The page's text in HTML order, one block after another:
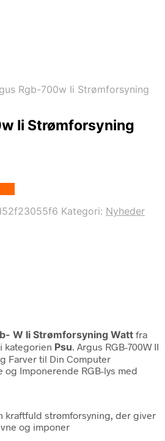
Rgb-700w Ii Strømforsyning
Ii Strømforsyning
Kategori: Nyheder
W Ii Strømforsyning Watt fra
kategorien Psu. Argus RGB-700W II
Farver til Din Computer
og Imponerende RGB-lys med
kraftfuld strømforsyning, der giver
og imponer